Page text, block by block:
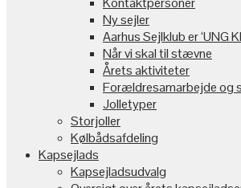
Ny sejler
Aarhus Sejlklub er ‘UNG
Når vi skal til stævne
Årets aktiviteter
Forældresamarbejde og
Jolletyper
Storjoller
Kølbådsafdeling
Kapsejlads
Kapsejladsudvalg